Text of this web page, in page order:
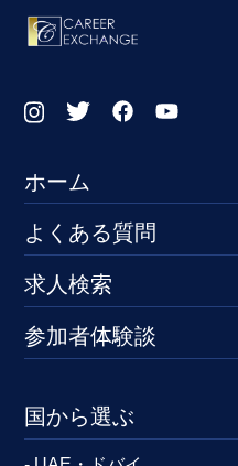
ホーム
よくある質問
求人検索
参加者体験談
国から選ぶ